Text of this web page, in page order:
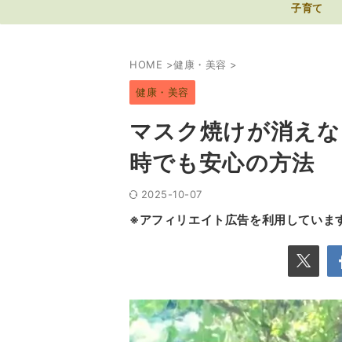
子育て
HOME >健康・美容 >
健康・美容
マスク焼けが消え
時でも安心の方法
2025-10-07
※アフィリエイト広告を利用していま